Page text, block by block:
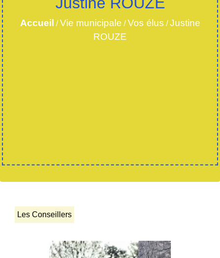
Accueil /Vie municipale /Vos élus /Justine
ROUZE
Les Conseillers